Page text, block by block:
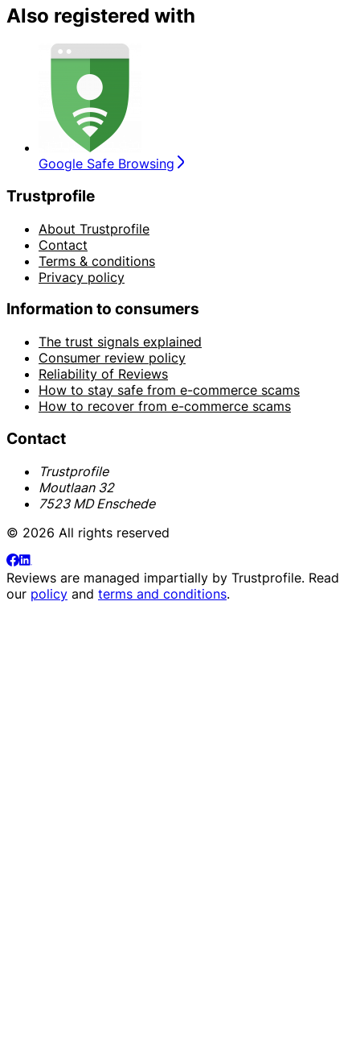
Also registered with
Google Safe Browsing
Trustprofile
About Trustprofile
Contact
Terms & conditions
Privacy policy
Information to consumers
The trust signals explained
Consumer review policy
Reliability of Reviews
How to stay safe from e-commerce scams
How to recover from e-commerce scams
Contact
Trustprofile
Moutlaan 32
7523 MD Enschede
© 2026 All rights reserved
Reviews are managed impartially by Trustprofile. Read
our policy and terms and conditions.